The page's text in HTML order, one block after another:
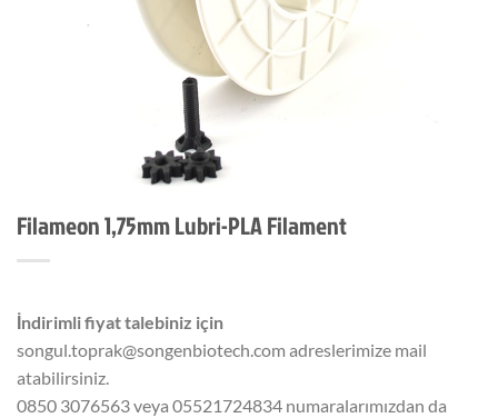
Filameon 1,75mm Lubri-PLA Filament
İndirimli fiyat talebiniz için
songul.toprak@songenbiotech.com adreslerimize mail
atabilirsiniz.
0850 3076563 veya 05521724834 numaralarımızdan da